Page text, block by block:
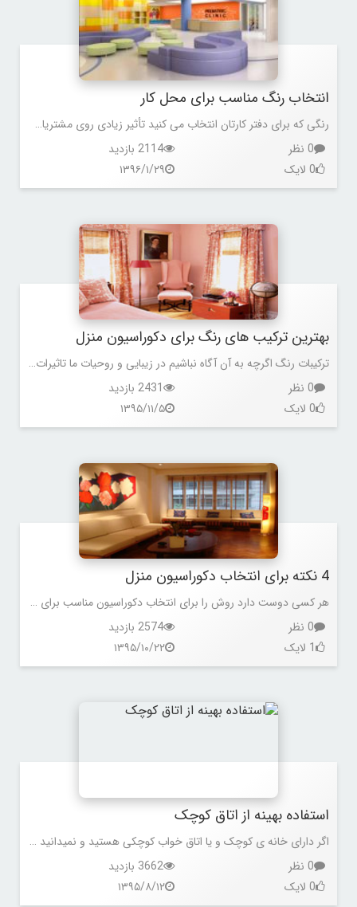
انتخاب رنگ مناسب برای محل کار
رنگی که برای دفتر کارتان انتخاب می کنید تأثیر زیادی روی مشتریان و مراجعه کنندگان شما دارد. این تأثیرات که نیمه خودآگاه و غریزی هستند، احساس و درکی متفاوت از کسب و کار شما روی طرف مقابل ایجاد می کنند.
0 نظر
2114 بازدید
0 لایک
۱۳۹۶/۱/۲۹
بهترین ترکیب های رنگ برای دکوراسیون منزل
ترکیبات رنگ اگرچه به آن آگاه نباشیم در زیبایی و روحیات ما تاثیرات بسیاری دارد و با کمی سلیقه می توانیم با ترکیبات رنگی جلوه بهتری به منزل خود ببخشیم
0 نظر
2431 بازدید
0 لایک
۱۳۹۵/۱۱/۵
4 نکته برای انتخاب دکوراسیون منزل
هر کسی دوست دارد روش را برای انتخاب دکوراسیون مناسب برای منزل خود انتخاب کند اگرچه این مساله به سلیقه و نوع منزل شما برمی گردد اما مواردی است که باید در هر نوع دکوراسیونی آن را در نظر داشت
0 نظر
2574 بازدید
1 لایک
۱۳۹۵/۱۰/۲۲
استفاده بهینه از اتاق کوچک
اگر دارای خانه ی کوچک و یا اتاق خواب کوچکی هستید و نمیدانید چگونه وسایل خود را در این فضا جای دهید و همچنین چه کارهایی را انجام دهید تا خانه و یا اتاقتان بزرگتر به نظر برسد میتوانید راه حل های زیر به کار ببرید.
0 نظر
3662 بازدید
0 لایک
۱۳۹۵/۸/۱۲